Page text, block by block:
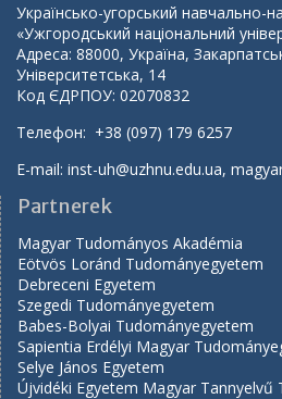
Українсько-угорський навчально-
«Ужгородський національний
Адреса: 88000, Україна,
Університетська, 14
Код ЄДРПОУ: 02070832
Телефон: +38 (097) 179 6257
E-mail: inst-uh@uzhnu.edu.ua,
Partnerek
Magyar Tudományos Akadémia
Eötvös Loránd Tudományegyetem
Debreceni Egyetem
Szegedi Tudományegyetem
Babes-Bolyai Tudományegyetem
Sapientia Erdélyi Magyar
Selye János Egyetem
Újvidéki Egyetem Magyar Tannyelvű